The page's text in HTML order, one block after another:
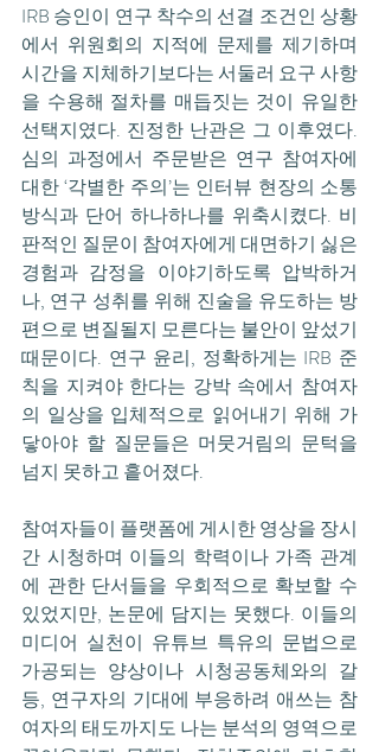
IRB 승인이 연구 착수의 선결 조건인 상황
에서 위원회의 지적에 문제를 제기하며
시간을 지체하기보다는 서둘러 요구 사항
을 수용해 절차를 매듭짓는 것이 유일한
선택지였다. 진정한 난관은 그 이후였다.
심의 과정에서 주문받은 연구 참여자에
대한 ‘각별한 주의’는 인터뷰 현장의 소통
방식과 단어 하나하나를 위축시켰다. 비
판적인 질문이 참여자에게 대면하기 싫은
경험과 감정을 이야기하도록 압박하거
나, 연구 성취를 위해 진술을 유도하는 방
편으로 변질될지 모른다는 불안이 앞섰기
때문이다. 연구 윤리, 정확하게는 IRB 준
칙을 지켜야 한다는 강박 속에서 참여자
의 일상을 입체적으로 읽어내기 위해 가
닿아야 할 질문들은 머뭇거림의 문턱을
넘지 못하고 흩어졌다.
참여자들이 플랫폼에 게시한 영상을 장시
간 시청하며 이들의 학력이나 가족 관계
에 관한 단서들을 우회적으로 확보할 수
있었지만, 논문에 담지는 못했다. 이들의
미디어 실천이 유튜브 특유의 문법으로
가공되는 양상이나 시청공동체와의 갈
등, 연구자의 기대에 부응하려 애쓰는 참
여자의 태도까지도 나는 분석의 영역으로